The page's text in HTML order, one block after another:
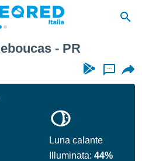
- PR
...
Luna calante
Illuminata:44%